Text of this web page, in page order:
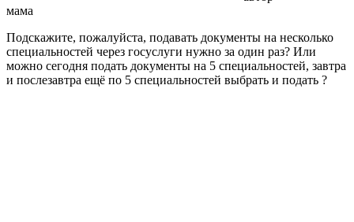
мама
Подскажите, пожалуйста, подавать документы на несколько
специальностей через госуслуги нужно за один раз? Или
можно сегодня подать документы на 5 специальностей, завтра
и послезавтра ещё по 5 специальностей выбрать и подать ?